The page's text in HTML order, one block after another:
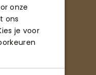
onze
ons
je voor